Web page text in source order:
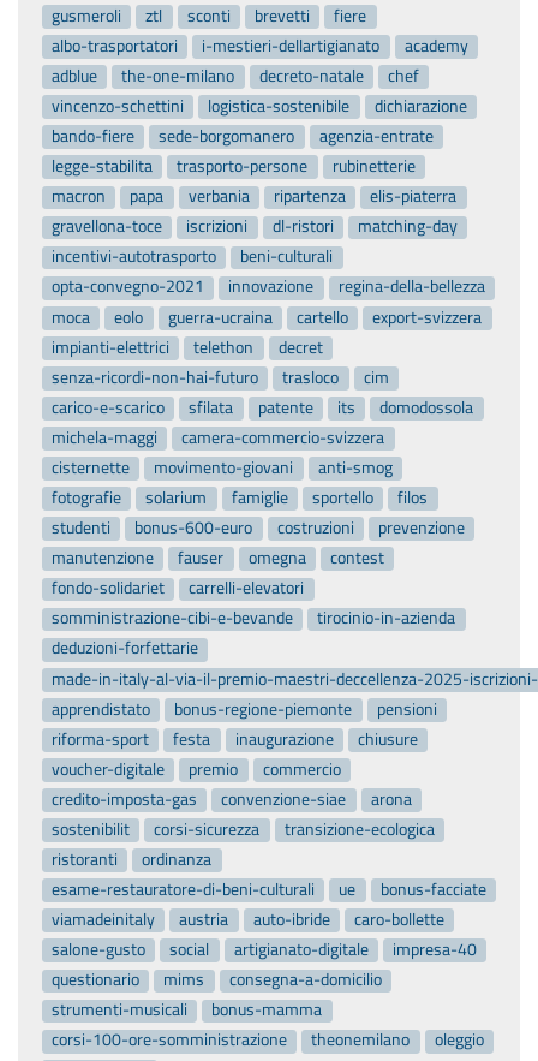
gusmeroli
ztl sconti brevetti
fiere
albo-trasportatori
i-mestieri-dellartigianato
academy
adblue
the-one-milano decreto-natale
chef
vincenzo-schettini
logistica-sostenibile
dichiarazione
bando-fiere
sede-borgomanero
agenzia-entrate
legge-stabilita
trasporto-persone
rubinetterie
macron
papa verbania ripartenza
elis-piaterra
gravellona-toce
iscrizioni dl-ristori
matching-day
incentivi-autotrasporto
beni-culturali
opta-convegno-2021
innovazione
regina-della-bellezza
moca
eolo guerra-ucraina cartello
export-svizzera
impianti-elettrici
telethon
decret
senza-ricordi-non-hai-futuro
trasloco
cim
carico-e-scarico
sfilata patente its
domodossola
michela-maggi
camera-commercio-svizzera
cisternette
movimento-giovani
anti-smog
fotografie
solarium famiglie sportello
filos
studenti
bonus-600-euro costruzioni
prevenzione
manutenzione
fauser omegna
contest
fondo-solidariet
carrelli-elevatori
somministrazione-cibi-e-bevande
tirocinio-in-azienda
deduzioni-forfettarie
made-in-italy-al-via-il-premio-maestri-deccellenza-2025-
apprendistato
bonus-regione-piemonte
pensioni
riforma-sport
festa inaugurazione
chiusure
voucher-digitale
premio
commercio
credito-imposta-gas
convenzione-siae
arona
sostenibilit
corsi-sicurezza
transizione-ecologica
ristoranti
ordinanza
esame-restauratore-di-beni-culturali
ue
bonus-facciate
viamadeinitaly
austria auto-ibride
caro-bollette
salone-gusto
social artigianato-digitale
impresa-40
questionario
mims
consegna-a-domicilio
strumenti-musicali
bonus-mamma
corsi-100-ore-somministrazione
theonemilano
oleggio